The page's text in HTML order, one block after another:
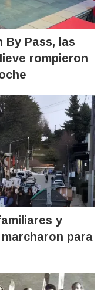
By Pass, las
rompieron
y
para